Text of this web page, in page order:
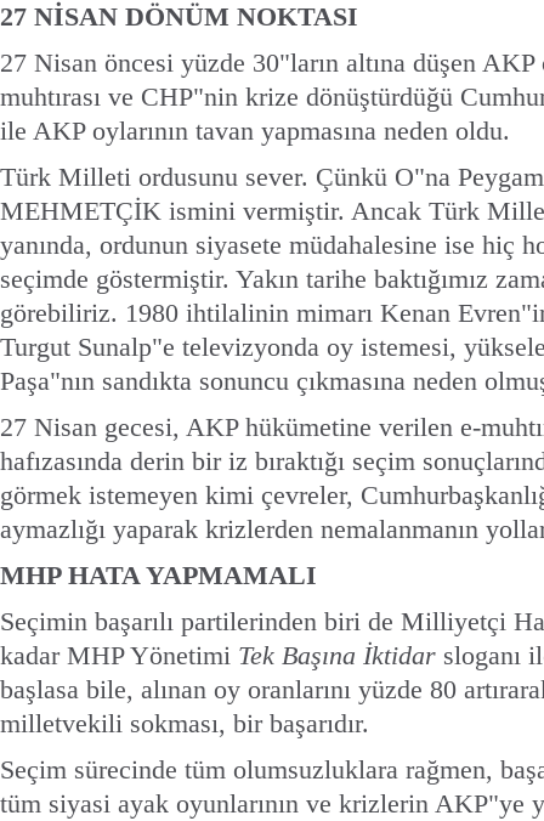
27 NİSAN DÖNÜM NOKTASI
27 Nisan öncesi yüzde 30"ların altına düşen AKP
muhtırası ve CHP"nin krize dönüştürdüğü
ile AKP oylarının tavan yapmasına neden oldu.
Türk Milleti ordusunu sever. Çünkü O"na
MEHMETÇİK ismini vermiştir. Ancak Türk
yanında, ordunun siyasete müdahalesine ise hiç
seçimde göstermiştir. Yakın tarihe baktığımız
görebiliriz. 1980 ihtilalinin mimarı Kenan
Turgut Sunalp"e televizyonda oy istemesi,
Paşa"nın sandıkta sonuncu çıkmasına neden
27 Nisan gecesi, AKP hükümetine verilen e-
hafızasında derin bir iz bıraktığı seçim
görmek istemeyen kimi çevreler,
aymazlığı yaparak krizlerden nemalanmanın
MHP HATA YAPMAMALI
Seçimin başarılı partilerinden biri de Milliyetçi
kadar MHP Yönetimi Tek Başına İktidar sloganı
başlasa bile, alınan oy oranlarını yüzde 80
milletvekili sokması, bir başarıdır.
Seçim sürecinde tüm olumsuzluklara rağmen,
tüm siyasi ayak oyunlarının ve krizlerin AKP"ye